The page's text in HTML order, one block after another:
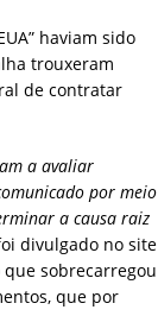
haviam sido
trouxeram
de contratar
a avaliar
por meio
a causa raiz
divulgado no site
sobrecarregou
que por